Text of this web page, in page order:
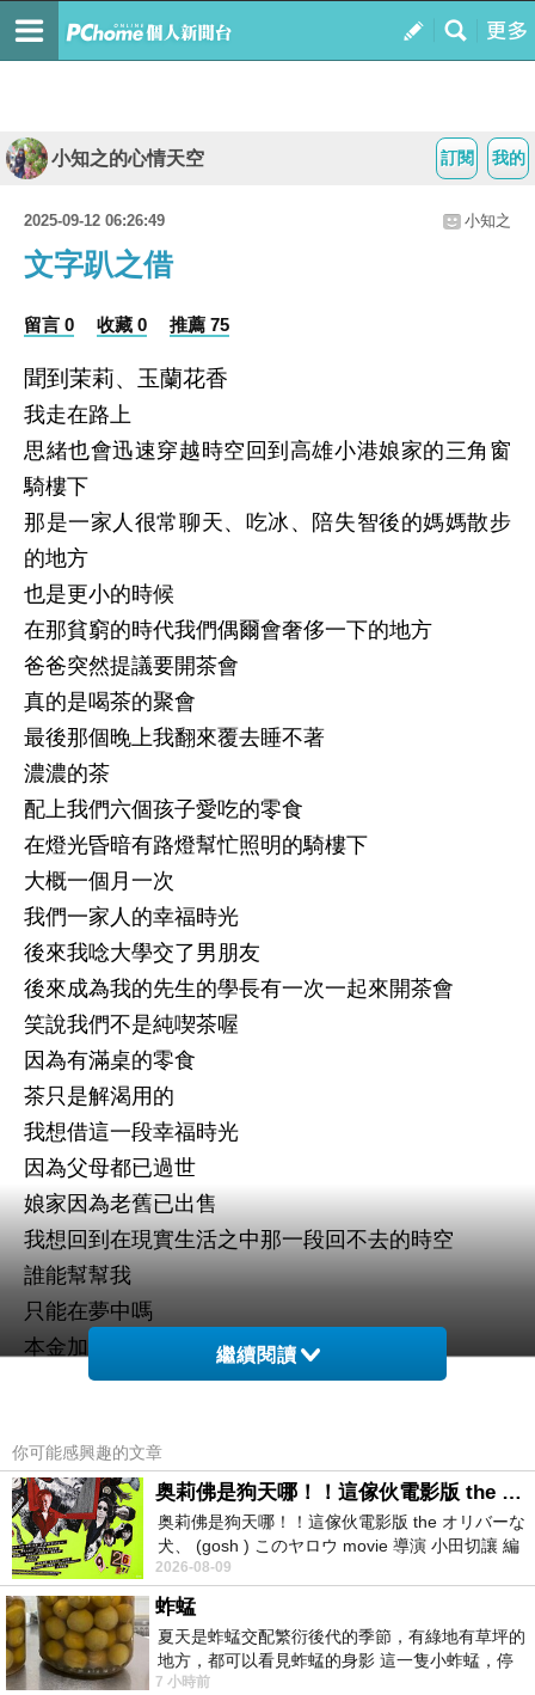
我的
訂閱
小知之的心情天空
2025-09-12 06:26:49 小知之
文字趴之借
留言 0 收藏 0 推薦 75
聞到茉莉、玉蘭花香
我走在路上
思緒也會迅速穿越時空回到高雄小港娘家的三角窗
騎樓下
那是一家人很常聊天、吃冰、陪失智後的媽媽散步
的地方
也是更小的時候
在那貧窮的時代我們偶爾會奢侈一下的地方
爸爸突然提議要開茶會
真的是喝茶的聚會
最後那個晚上我翻來覆去睡不著
濃濃的茶
配上我們六個孩子愛吃的零食
在燈光昏暗有路燈幫忙照明的騎樓下
大概一個月一次
我們一家人的幸福時光
後來我唸大學交了男朋友
後來成為我的先生的學長有一次一起來開茶會
笑說我們不是純喫茶喔
因為有滿桌的零食
茶只是解渴用的
我想借這一段幸福時光
因為父母都已過世
娘家因為老舊已出售
我想回到在現實生活之中那一段回不去的時空
誰能幫幫我
只能在夢中嗎
本金加利息是什麼呢
一段消失許久卻常縈繞在心頭的歡樂幸福時光是我
感謝三樓主辦❤️
繼續閱讀
你可能感興趣的文章
奥莉佛是狗天哪！！這傢伙電影版 the オリバーな犬、 (gosh ) このヤロウ movie
奥莉佛是狗天哪！！這傢伙電影版 the オリバーな
犬、 (gosh ) このヤロウ movie 導演 小田切讓 編
劇: 小田切讓 主演: 小田切讓
2026-08-09
蚱蜢
夏天是蚱蜢交配繁衍後代的季節，有綠地有草坪的
地方，都可以看見蚱蜢的身影 這一隻小蚱蜢，停
在車頂上，怎麼樣小心驅趕，都無動
7 小時前